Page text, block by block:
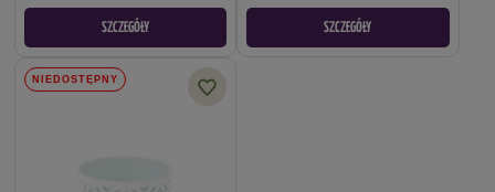
SZCZEGÓŁY SZCZEGÓŁY
NIEDOSTĘPNY